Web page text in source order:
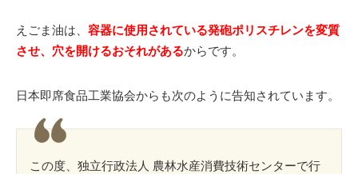
えごま油は、 容器に使用されている発砲ポリスチレンを変質
させ、穴を開けるおそれがあるからです。
日本即席食品工業協会からも次のように告知されています。
この度、独立行政法人 農林水産消費技術センターで行